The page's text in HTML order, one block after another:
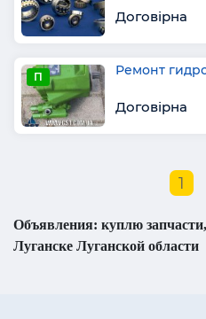
Договірна
П Ремонт
Договірна
1
Объявления: куплю
Луганске Луганской области